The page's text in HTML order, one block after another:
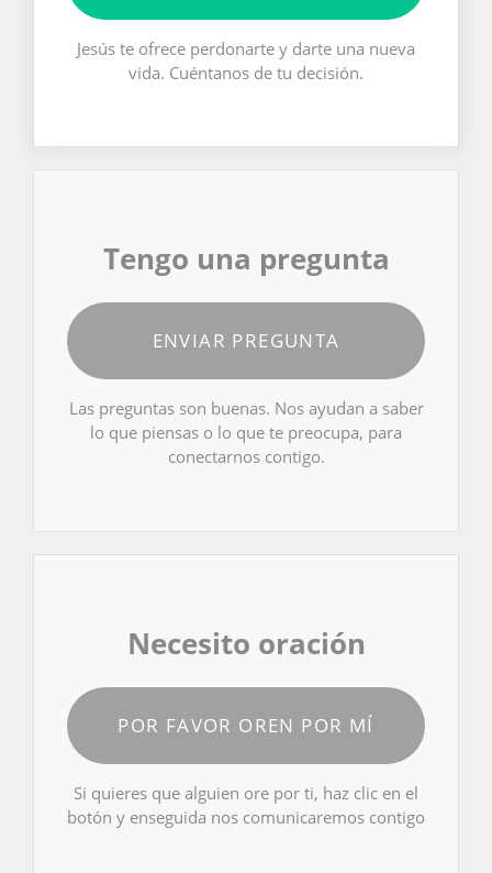
Jesús te ofrece perdonarte y darte una nueva
vida. Cuéntanos de tu decisión.
Tengo una pregunta
ENVIAR PREGUNTA
Las preguntas son buenas. Nos ayudan a saber
lo que piensas o lo que te preocupa, para
conectarnos contigo.
Necesito oración
POR FAVOR OREN POR MÍ
Si quieres que alguien ore por ti, haz clic en el
botón y enseguida nos comunicaremos contigo